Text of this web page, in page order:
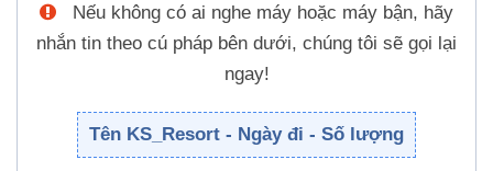
Nếu không có ai nghe máy hoặc máy bận, hãy
nhắn tin theo cú pháp bên dưới, chúng tôi sẽ gọi lại
ngay!
Tên KS_Resort - Ngày đi - Số lượng